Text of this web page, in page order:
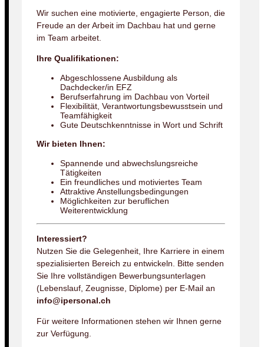
Wir suchen eine motivierte, engagierte Person, die
Freude an der Arbeit im Dachbau hat und gerne
im Team arbeitet.
Ihre Qualifikationen:
Abgeschlossene Ausbildung als
Dachdecker/in EFZ
Berufserfahrung im Dachbau von Vorteil
Flexibilität, Verantwortungsbewusstsein und
Teamfähigkeit
Gute Deutschkenntnisse in Wort und Schrift
Wir bieten Ihnen:
Spannende und abwechslungsreiche
Tätigkeiten
Ein freundliches und motiviertes Team
Attraktive Anstellungsbedingungen
Möglichkeiten zur beruflichen
Weiterentwicklung
Interessiert?
Nutzen Sie die Gelegenheit, Ihre Karriere in einem
spezialisierten Bereich zu entwickeln. Bitte senden
Sie Ihre vollständigen Bewerbungsunterlagen
(Lebenslauf, Zeugnisse, Diplome) per E-Mail an
info@ipersonal.ch
Für weitere Informationen stehen wir Ihnen gerne
zur Verfügung.